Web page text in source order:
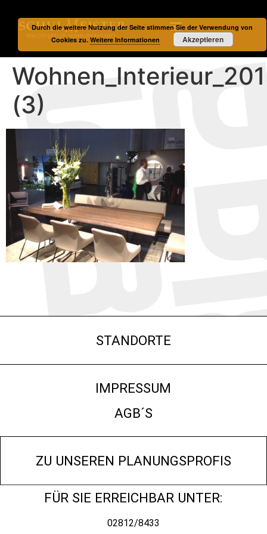
(3)
STANDORTE
IMPRESSUM
AGB´S
ZU UNSEREN PLANUNGSPROFIS
FÜR SIE ERREICHBAR UNTER:
02812/8433
Durch die weitere Nutzung der Seite stimmen Sie der Verwendung von
Cookies zu. Weitere Informationen Akzeptieren